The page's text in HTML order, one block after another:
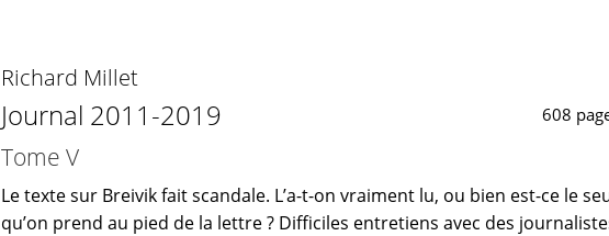
Richard Millet
Journal 2011-2019 608
Tome V
Le texte sur Breivik fait scandale. L’a-t-on vraiment lu, ou bien est-ce le
qu’on prend au pied de la lettre ? Difficiles entretiens avec des